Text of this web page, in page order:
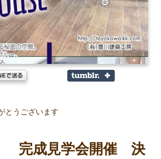
とうございます
完成見学会開催 決